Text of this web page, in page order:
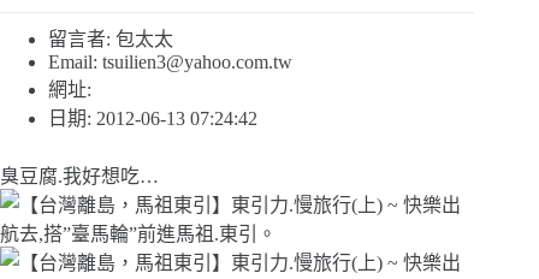
留言者: 包太太
Email: tsuilien3@yahoo.com.tw
網址:
日期: 2012-06-13 07:24:42
臭豆腐.我好想吃…